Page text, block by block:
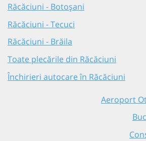
Răcăciuni - Botoșani
Răcăciuni - Tecuci
Răcăciuni - Brăila
Toate plecările din Răcăciuni
Închirieri autocare în Răcăciuni
Aeroport